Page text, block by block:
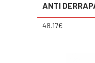
ANTI
48.17€